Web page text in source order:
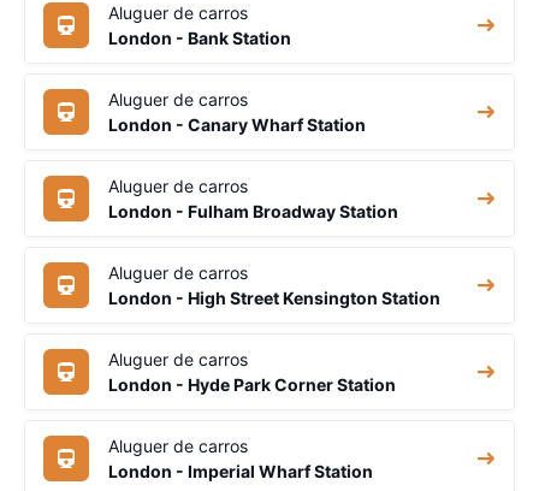
Aluguer de carros
London - Bank Station
Aluguer de carros
London - Canary Wharf Station
Aluguer de carros
London - Fulham Broadway Station
Aluguer de carros
London - High Street Kensington Station
Aluguer de carros
London - Hyde Park Corner Station
Aluguer de carros
London - Imperial Wharf Station